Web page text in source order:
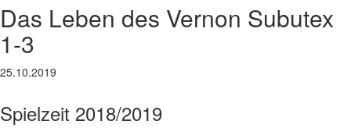
Das Leben des Vernon Subutex
1-3
25.10.2019
Spielzeit 2018/2019